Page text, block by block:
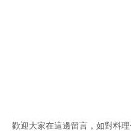
歡迎大家在這邊留言，如對料理